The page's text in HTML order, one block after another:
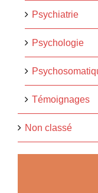
Psychiatrie
Psychologie
Témoignages
Non classé